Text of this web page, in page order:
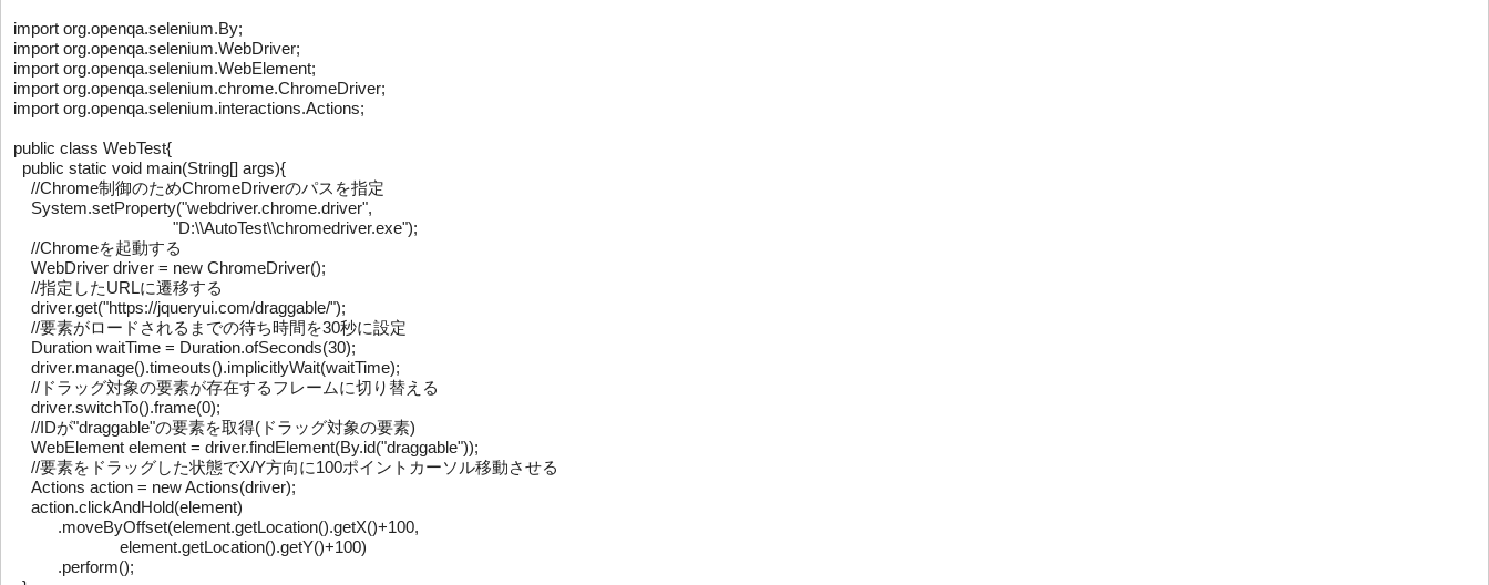
import org.openqa.selenium.By;
import org.openqa.selenium.WebDriver;
import org.openqa.selenium.WebElement;
import org.openqa.selenium.chrome.ChromeDriver;
import org.openqa.selenium.interactions.Actions;
public class WebTest{
    //Chrome制御のためChromeDriverのパスを指定
                                    "D:\\AutoTest\\chromedriver.exe");
    //Chromeを起動する
    WebDriver driver = new ChromeDriver();
    //指定したURLに遷移する
    driver.get("https://jqueryui.com/draggable/");
    //要素がロードされるまでの待ち時間を30秒に設定
    driver.manage().timeouts().implicitlyWait(waitTime);
    //ドラッグ対象の要素が存在するフレームに切り替える
    driver.switchTo().frame(0);
    //IDが"draggable"の要素を取得(ドラッグ対象の要素)
    WebElement element = driver.findElement(By.id("draggable"));
    //要素をドラッグした状態でX/Y方向に100ポイントカーソル移動させる
    Actions action = new Actions(driver);
    action.clickAndHold(element)
                        element.getLocation().getY()+100)